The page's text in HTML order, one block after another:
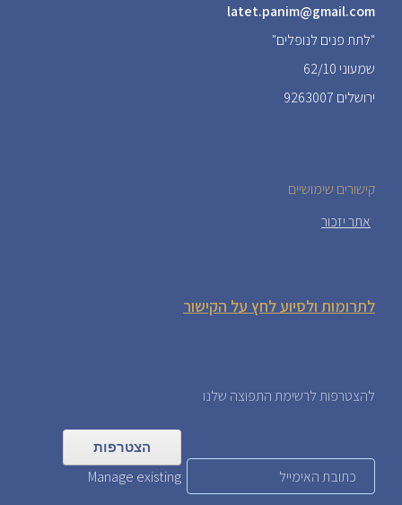
latet.panim@gmail.com
"לתת פנים לנופלים"
שמעוני 62/10
ירושלים 9263007
קישורים שימושיים
אתר יזכור
לתרומות ולסיוע לחץ על הקישור
להצטרפות לרשימת התפוצה שלנו
Manage existing